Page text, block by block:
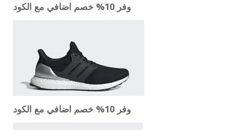
وفر 10% خصم اضافي مع الكود
وفر 10% خصم اضافي مع الكود